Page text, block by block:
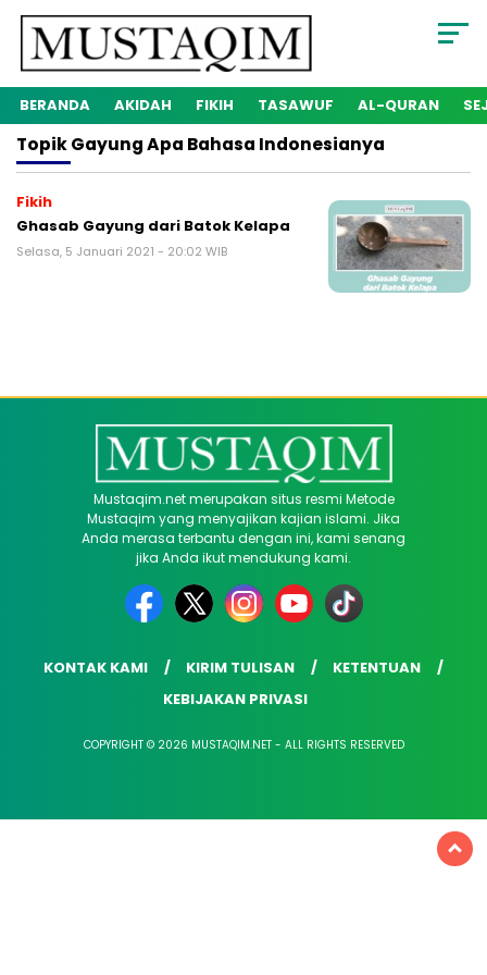
BERANDA AKIDAH FIKIH TASAWUF AL-QURAN
TopikGayung Apa Bahasa Indonesianya
Fikih
Ghasab Gayung dari Batok Kelapa
Selasa, 5 Januari 2021 - 20:02 WIB
Mustaqim.net merupakan situs resmi Metode
Mustaqim yang menyajikan kajian islami. Jika
Anda merasa terbantu dengan ini, kami senang
jika Anda ikut mendukung kami.
KONTAK KAMI KIRIM TULISAN
KETENTUAN
KEBIJAKAN PRIVASI
COPYRIGHT © 2026 MUSTAQIM.NET - ALL RIGHTS RESERVED